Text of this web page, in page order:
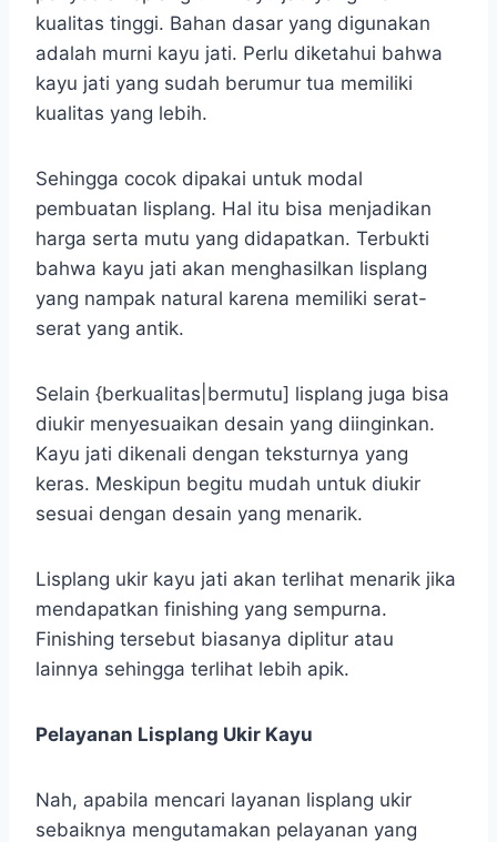
kualitas tinggi. Bahan dasar yang digunakan
adalah murni kayu jati. Perlu diketahui bahwa
kayu jati yang sudah berumur tua memiliki
kualitas yang lebih.
Sehingga cocok dipakai untuk modal
pembuatan lisplang. Hal itu bisa menjadikan
harga serta mutu yang didapatkan. Terbukti
bahwa kayu jati akan menghasilkan lisplang
yang nampak natural karena memiliki serat-
serat yang antik.
Selain {berkualitas|bermutu] lisplang juga bisa
diukir menyesuaikan desain yang diinginkan.
Kayu jati dikenali dengan teksturnya yang
keras. Meskipun begitu mudah untuk diukir
sesuai dengan desain yang menarik.
Lisplang ukir kayu jati akan terlihat menarik jika
mendapatkan finishing yang sempurna.
Finishing tersebut biasanya diplitur atau
lainnya sehingga terlihat lebih apik.
Pelayanan Lisplang Ukir Kayu
Nah, apabila mencari layanan lisplang ukir
sebaiknya mengutamakan pelayanan yang